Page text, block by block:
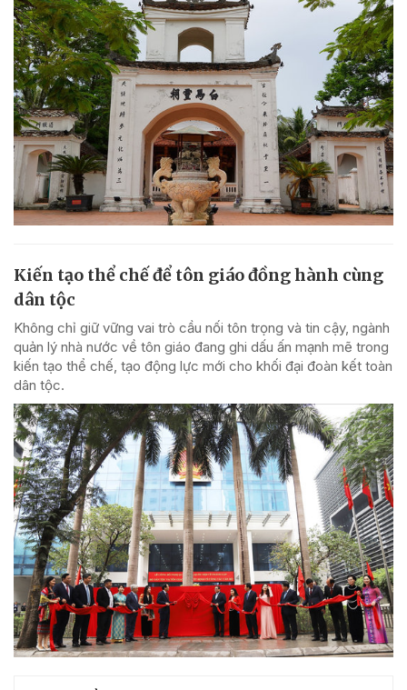
Kiến tạo thể chế để tôn giáo đồng hành cùng
dân tộc
Không chỉ giữ vững vai trò cầu nối tôn trọng và tin cậy, ngành
quản lý nhà nước về tôn giáo đang ghi dấu ấn mạnh mẽ trong
kiến tạo thể chế, tạo động lực mới cho khối đại đoàn kết toàn
dân tộc.